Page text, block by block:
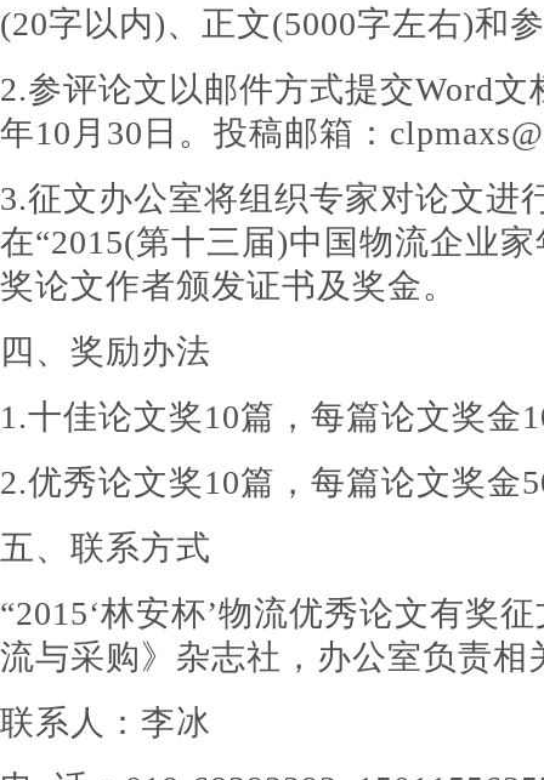
(20字以内)、正文(5000字左右)和
2.参评论文以邮件方式提交Word
年10月30日。投稿邮箱：
3.征文办公室将组织专家对论文进
在“2015(第十三届)中国物流企业
奖论文作者颁发证书及奖金。
四、奖励办法
1.十佳论文奖10篇，每篇论文奖金
2.优秀论文奖10篇，每篇论文奖金
五、联系方式
“2015‘林安杯’物流优秀论文有奖
流与采购》杂志社，办公室负责
联系人：李冰